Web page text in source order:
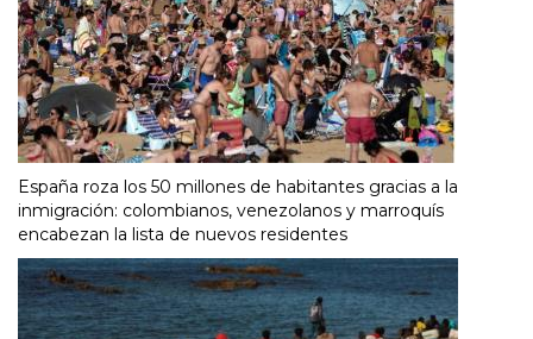
España roza los 50 millones de habitantes gracias a la
inmigración: colombianos, venezolanos y marroquís
encabezan la lista de nuevos residentes